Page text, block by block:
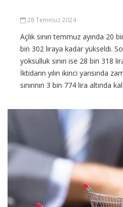
28 Temmuz 2024
Açlık sınırı temmuz ayında 20
bin 302 liraya kadar yükseldi.
yoksulluk sınırı ise 28 bin 318
İktidarın yılın ikinci yarısında
sınırının 3 bin 774 lira altında